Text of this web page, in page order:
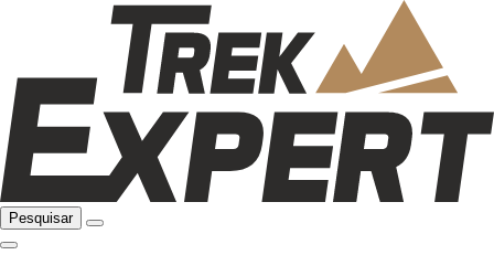
Pesquisar